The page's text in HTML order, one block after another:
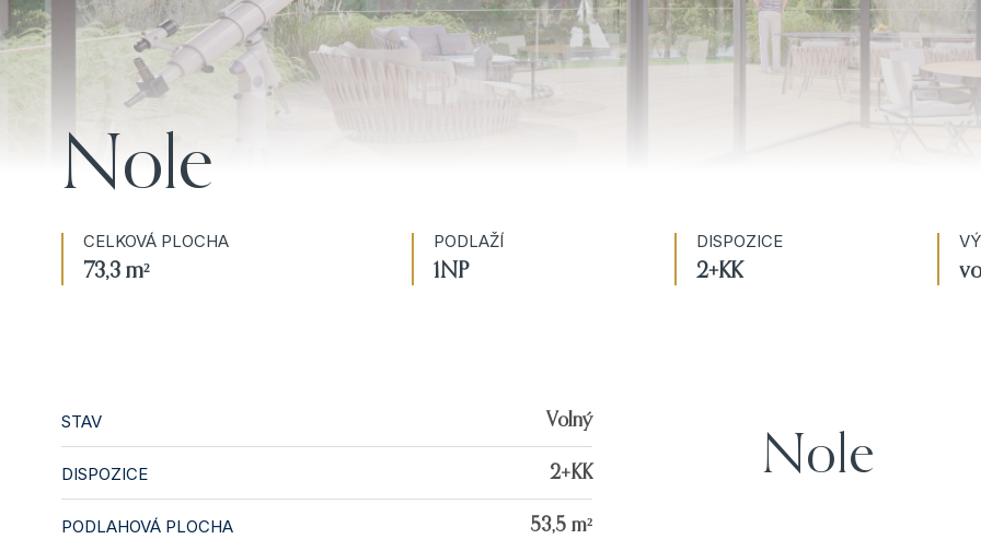
Nole
CELKOVÁ PLOCHA
73,3 m²
PODLAŽÍ
1NP
DISPOZICE
2+KK
STAV Volný
DISPOZICE 2+KK
PODLAHOVÁ PLOCHA 53,5 m²
Nole